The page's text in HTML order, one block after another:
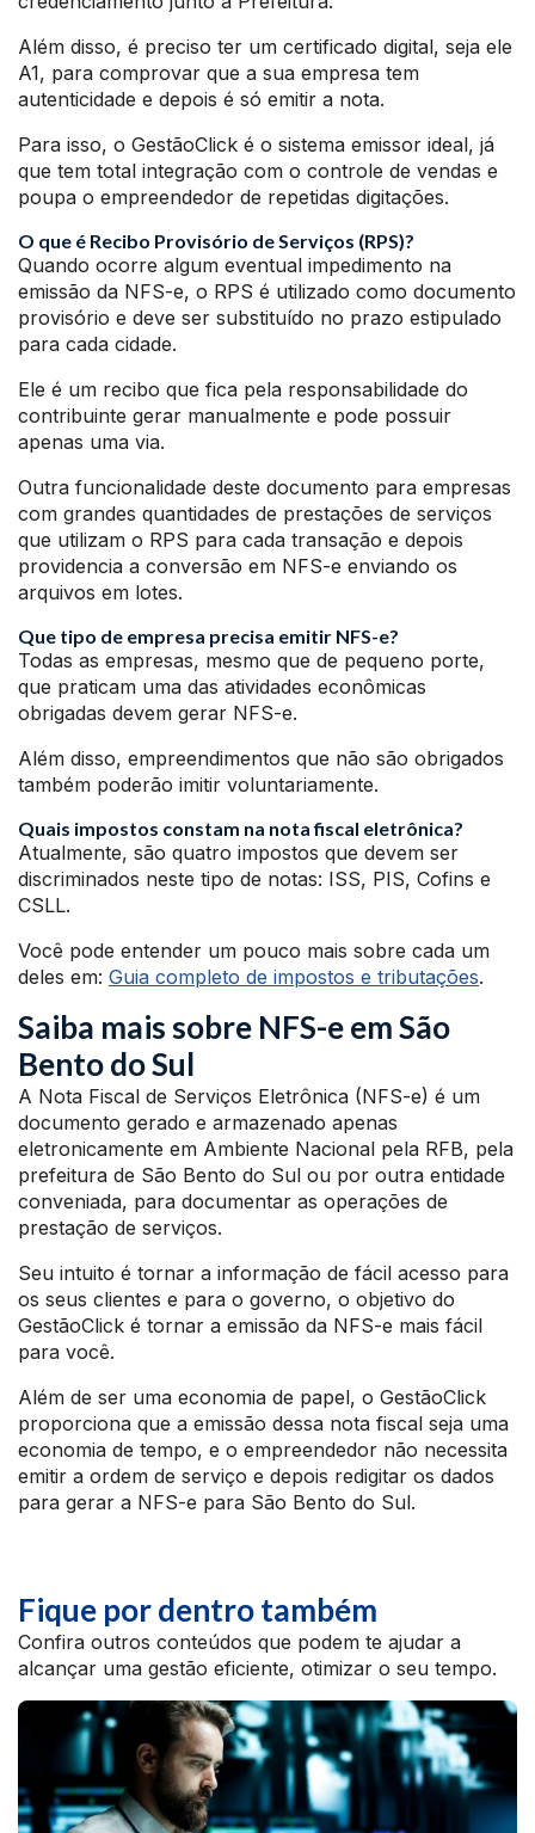
Além disso, é preciso ter um certificado digital, seja ele
A1, para comprovar que a sua empresa tem
autenticidade e depois é só emitir a nota.
Para isso, o GestãoClick é o sistema emissor ideal, já
que tem total integração com o controle de vendas e
poupa o empreendedor de repetidas digitações.
O que é Recibo Provisório de Serviços (RPS)?
Quando ocorre algum eventual impedimento na
emissão da NFS-e, o RPS é utilizado como documento
provisório e deve ser substituído no prazo estipulado
para cada cidade.
Ele é um recibo que fica pela responsabilidade do
contribuinte gerar manualmente e pode possuir
apenas uma via.
Outra funcionalidade deste documento para empresas
com grandes quantidades de prestações de serviços
que utilizam o RPS para cada transação e depois
providencia a conversão em NFS-e enviando os
arquivos em lotes.
Que tipo de empresa precisa emitir NFS-e?
Todas as empresas, mesmo que de pequeno porte,
que praticam uma das atividades econômicas
obrigadas devem gerar NFS-e.
Além disso, empreendimentos que não são obrigados
também poderão imitir voluntariamente.
Quais impostos constam na nota fiscal eletrônica?
Atualmente, são quatro impostos que devem ser
discriminados neste tipo de notas: ISS, PIS, Cofins e
CSLL.
Você pode entender um pouco mais sobre cada um
deles em: Guia completo de impostos e tributações.
Saiba mais sobre NFS-e em São
Bento do Sul
A Nota Fiscal de Serviços Eletrônica (NFS-e) é um
documento gerado e armazenado apenas
eletronicamente em Ambiente Nacional pela RFB, pela
prefeitura de São Bento do Sul ou por outra entidade
conveniada, para documentar as operações de
prestação de serviços.
Seu intuito é tornar a informação de fácil acesso para
os seus clientes e para o governo, o objetivo do
GestãoClick é tornar a emissão da NFS-e mais fácil
para você.
Além de ser uma economia de papel, o GestãoClick
proporciona que a emissão dessa nota fiscal seja uma
economia de tempo, e o empreendedor não necessita
emitir a ordem de serviço e depois redigitar os dados
para gerar a NFS-e para São Bento do Sul.
Fique por dentro também
Confira outros conteúdos que podem te ajudar a
alcançar uma gestão eficiente, otimizar o seu tempo.